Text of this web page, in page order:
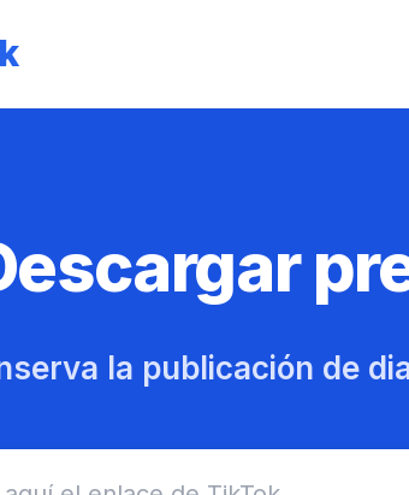
la publicación de